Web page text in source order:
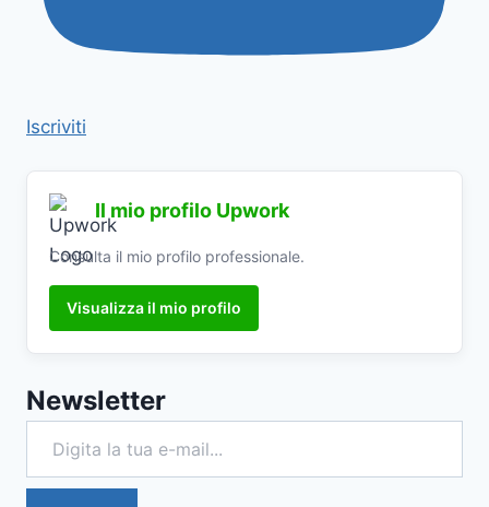
Iscriviti
Il mio profilo Upwork
Consulta il mio profilo professionale.
Visualizza il mio profilo
Newsletter
Digita la tua e-mail...